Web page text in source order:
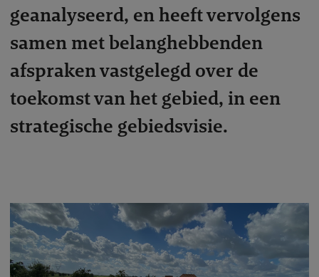
geanalyseerd, en heeft vervolgens
samen met belanghebbenden
afspraken vastgelegd over de
toekomst van het gebied, in een
strategische gebiedsvisie.